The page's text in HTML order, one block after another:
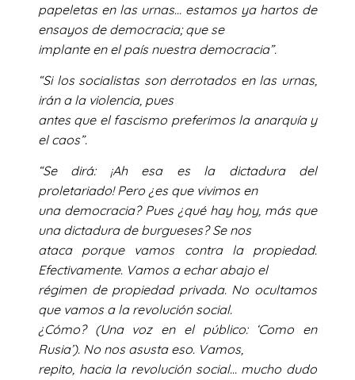
papeletas en las urnas… estamos ya hartos de
ensayos de democracia; que se
implante en el país nuestra democracia”.
“Si los socialistas son derrotados en las urnas,
irán a la violencia, pues
antes que el fascismo preferimos la anarquía y
el caos”.
“Se dirá: ¡Ah esa es la dictadura del
proletariado! Pero ¿es que vivimos en
una democracia? Pues ¿qué hay hoy, más que
una dictadura de burgueses? Se nos
ataca porque vamos contra la propiedad.
Efectivamente. Vamos a echar abajo el
régimen de propiedad privada. No ocultamos
que vamos a la revolución social.
¿Cómo? (Una voz en el público: ‘Como en
Rusia’). No nos asusta eso. Vamos,
repito, hacia la revolución social… mucho dudo